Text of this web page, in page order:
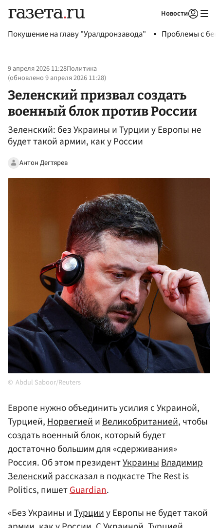
Новости
Покушение на главу "Уралдронзавода" Проблемы с
9 апреля 2026 11:28Политика
(обновлено9 апреля 2026 11:28)
Зеленский призвал создать
военный блок против России
Зеленский: без Украины и Турции у Европы не
будет такой армии, как у России
Антон Дегтярев
Abdul Saboor/Reuters
Европе нужно объединить усилия с Украиной,
Турцией,НорвегиейиВеликобританией, чтобы
создать военный блок, который будет
достаточно большим для «сдерживания»
Россия. Об этом президентУкраиныВладимир
Зеленскийрассказал в подкасте The Rest is
Politics, пишетGuardian.
«Без Украины иТурцииу Европы не будет такой